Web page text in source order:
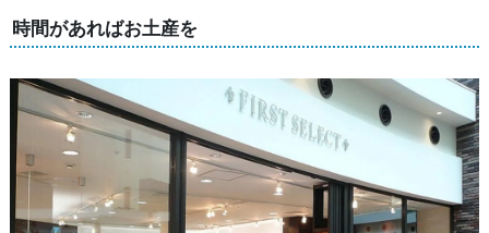
時間があればお土産を